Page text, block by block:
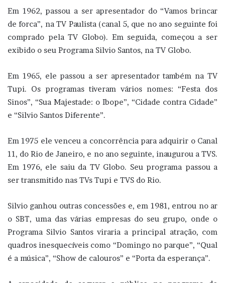
Em 1962, passou a ser apresentador do “Vamos brincar
de forca”, na TV Paulista (canal 5, que no ano seguinte foi
comprado pela TV Globo). Em seguida, começou a ser
exibido o seu Programa Silvio Santos, na TV Globo.
Em 1965, ele passou a ser apresentador também na TV
Tupi. Os programas tiveram vários nomes: “Festa dos
Sinos”, “Sua Majestade: o Ibope”, “Cidade contra Cidade”
e “Silvio Santos Diferente”.
Em 1975 ele venceu a concorrência para adquirir o Canal
11, do Rio de Janeiro, e no ano seguinte, inaugurou a TVS.
Em 1976, ele saiu da TV Globo. Seu programa passou a
ser transmitido nas TVs Tupi e TVS do Rio.
Silvio ganhou outras concessões e, em 1981, entrou no ar
o SBT, uma das várias empresas do seu grupo, onde o
Programa Silvio Santos viraria a principal atração, com
quadros inesquecíveis como “Domingo no parque”, “Qual
é a música”, “Show de calouros” e “Porta da esperança”.